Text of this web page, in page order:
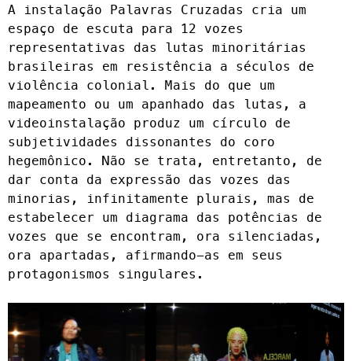
A instalação Palavras Cruzadas cria um
espaço de escuta para 12 vozes
representativas das lutas minoritárias
brasileiras em resistência a séculos de
violência colonial. Mais do que um
mapeamento ou um apanhado das lutas, a
videoinstalação produz um círculo de
subjetividades dissonantes do coro
hegemônico. Não se trata, entretanto, de
dar conta da expressão das vozes das
minorias, infinitamente plurais, mas de
estabe­lecer um diagrama das potências de
vozes que se encontram, ora silenciadas,
ora apartadas, afirmando-as em seus
protagonismos singulares.